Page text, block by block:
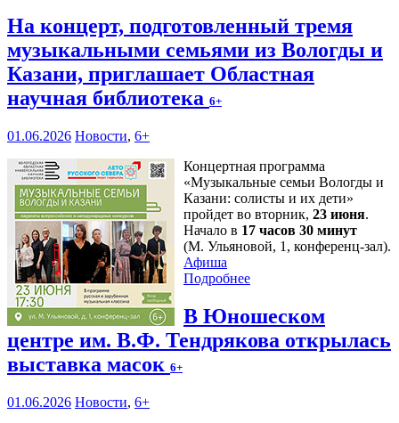
На концерт, подготовленный тремя
музыкальными семьями из Вологды и
Казани, приглашает Областная
научная библиотека 6+
01.06.2026 Новости, 6+
Концертная программа
«Музыкальные семьи Вологды и
Казани: солисты и их дети»
пройдет во вторник, 23 июня.
Начало в 17 часов 30 минут
(М. Ульяновой, 1, конференц-зал).
Афиша
Подробнее
В Юношеском
центре им. В.Ф. Тендрякова открылась
выставка масок 6+
01.06.2026 Новости, 6+